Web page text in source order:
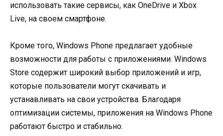
использовать такие сервисы, как OneDrive и Xbox
Live, на своем смартфоне.
Кроме того, Windows Phone предлагает удобные
возможности для работы с приложениями. Windows
Store содержит широкий выбор приложений и игр,
которые пользователи могут скачивать и
устанавливать на свои устройства. Благодаря
оптимизации системы, приложения на Windows Phone
работают быстро и стабильно.